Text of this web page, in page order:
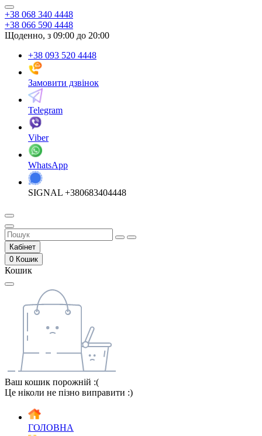
+38 068 340 4448
+38 066 590 4448
Щоденно, з 09:00 до 20:00
+38 093 520 4448
Замовити дзвінок
Telegram
Viber
WhatsApp
SIGNAL +380683404448
Кабінет
0 Кошик
Кошик
Ваш кошик порожній :(
Це ніколи не пізно виправити :)
ГОЛОВНА